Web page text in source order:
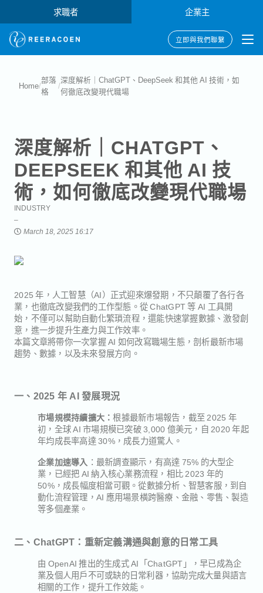
求職者 企業主
立即與我們聯繫
Home/
部落
格
/
深度解析｜ChatGPT、DeepSeek 和其他 AI 技術，如
何徹底改變現代職場
深度解析｜CHATGPT、
DEEPSEEK 和其他 AI 技
術，如何徹底改變現代職場
INDUSTRY
March 18, 2025 16:17
2025 年，人工智慧（AI）正式迎來爆發期，不只顛覆了各行各
業，也徹底改變我們的工作型態。從 ChatGPT 等 AI 工具開
始，不僅可以幫助自動化繁瑣流程，還能快速掌握數據、激發創
意，進一步提升生產力與工作效率。
本篇文章將帶你一次掌握 AI 如何改寫職場生態，剖析最新市場
趨勢、數據，以及未來發展方向。
一、2025 年 AI 發展現況
市場規模持續擴大：根據最新市場報告，截至 2025 年
初，全球 AI 市場規模已突破 3,000 億美元，自 2020 年起
年均成長率高達 30%，成長力道驚人。
企業加速導入 ：最新調查顯示，有高達 75% 的大型企
業，已經把 AI 納入核心業務流程，相比 2023 年的
50%，成長幅度相當可觀。從數據分析、智慧客服，到自
動化流程管理，AI 應用場景橫跨醫療、金融、零售、製造
等多個產業。
二、ChatGPT：重新定義溝通與創意的日常工具
由 OpenAI 推出的生成式 AI「ChatGPT」，早已成為企
業及個人用戶不可或缺的日常利器，協助完成大量與語言
相關的工作，提升工作效能。